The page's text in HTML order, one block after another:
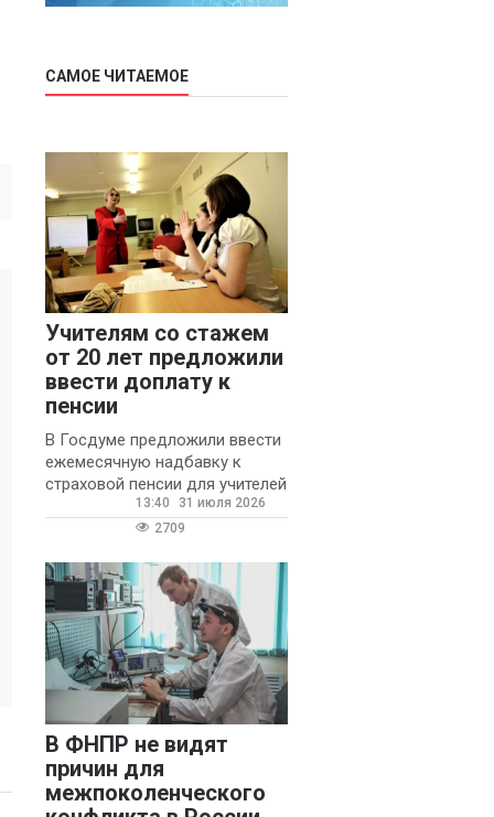
САМОЕ ЧИТАЕМОЕ
Учителям со стажем
от 20 лет предложили
ввести доплату к
пенсии
В Госдуме предложили ввести
ежемесячную надбавку к
страховой пенсии для учителей
государственных и
муниципальных школ со
13:40
31 июля 2026
2709
В ФНПР не видят
причин для
межпоколенческого